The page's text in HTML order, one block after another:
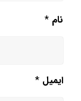
نام *
ایمیل *